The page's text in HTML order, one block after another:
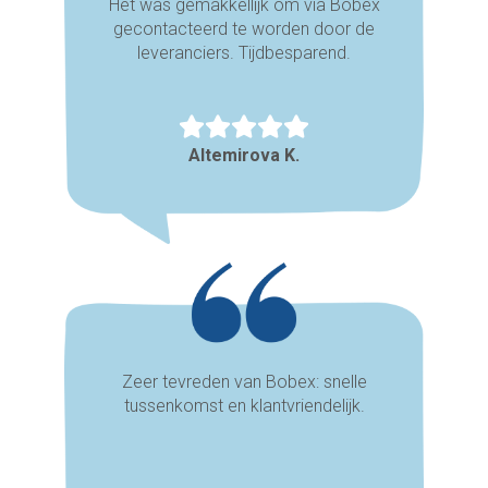
Het was gemakkellijk om via Bobex
gecontacteerd te worden door de
leveranciers. Tijdbesparend.
Altemirova K.
Zeer tevreden van Bobex: snelle
tussenkomst en klantvriendelijk.